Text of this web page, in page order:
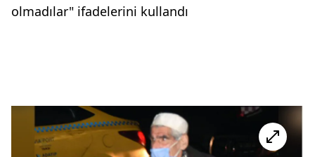
olmadılar" ifadelerini kullandı